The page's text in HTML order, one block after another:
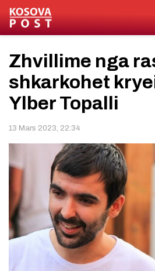
Zhvillime nga
shkarkohet
Ylber Topalli
13 Mars 2023, 22:34